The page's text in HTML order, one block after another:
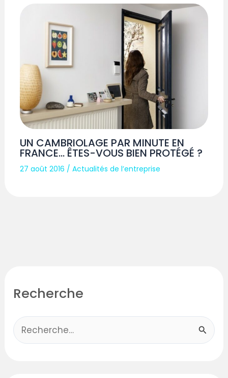
UN CAMBRIOLAGE PAR MINUTE EN
FRANCE… ÊTES-VOUS BIEN PROTÉGÉ ?
27 août 2016 /Actualités de l’entreprise
Recherche
R